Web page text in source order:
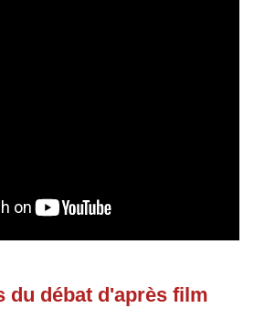
du débat d'après film